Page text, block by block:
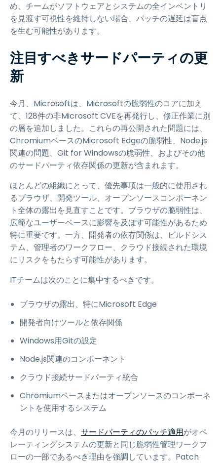
め、チームがソフトウェアとシステムの全インベントリ
を見渡す可視性を維持しない場合、パッチの遅延は盲点
を生む可能性があります。
注目すべきサードパーティの更
新
今月、Microsoftは、Microsoftの脆弱性のコアに加え
て、128件の非Microsoft CVEを再発行し、修正作業に別
の層を追加しました。これらの再公開された問題には、
ChromiumベースのMicrosoft Edgeの脆弱性、Node.js
関連の問題、Git for Windowsの脆弱性、およびその他
のサードパーティ依存関係の更新が含まれます。
ほとんどの組織にとって、優先事項は一般的に使用され
るブラウザ、開発ツール、オープンソースコンポーネン
ト全体の露出を見直すことです。ブラウザの脆弱性は、
広範なユーザーベースに影響を及ぼす可能性があるため
特に重要です。一方、開発者の依存関係は、ビルドシス
テム、管理者のワークフロー、クラウド接続された環境
にリスクをもたらす可能性があります。
ITチームは次のことに集中するべきです。
ブラウザの露出、特にMicrosoft Edge
開発者向けツールと依存関係
Windows用Gitの設定
Node.js関連のコンポーネント
クラウド接続サードパーティ統合
Chromiumベースまたはオープンソースのコンポーネ
ントを使用するシステム
今月のリリースは、 サードパーティのパッチ適用がオペ
レーティングシステムの更新と同じ脆弱性管理ワークフ
ローの一部であるべき理由を強調しています。Patch